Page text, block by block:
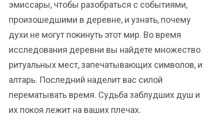
эмиссары, чтобы разобраться с событиями,
произошедшими в деревне, и узнать, почему
духи не могут покинуть этот мир. Во время
исследования деревни вы найдете множество
ритуальных мест, запечатывающих символов, и
алтарь. Последний наделит вас силой
перематывать время. Судьба заблудших душ и
их покоя лежит на ваших плечах.